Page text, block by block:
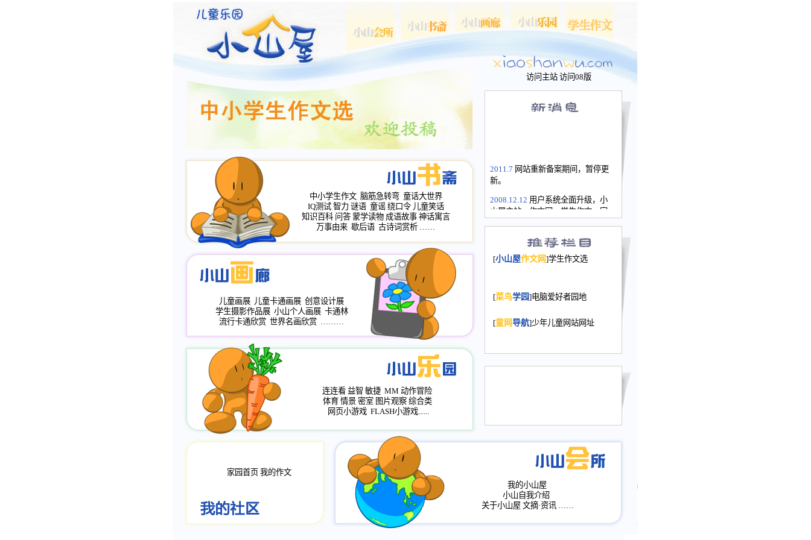
访问主站 访问08版
2011.7 网站重新备案期间，暂停更
新。
2008.12.12 用户系统全面升级，小
山屋主站、作文网、学生作文、家
长会、家园网－个人空间，用户一
2008.12.12
家园网正式运行，域
名：s.xiaoshanwu.com。
年，2009版提前启用，小山屋全面
小山画廊均增加多个新栏目。。
2008.6.1各栏目全面大改版
[小山屋作文网]学生作文选
[菜鸟学园]电脑爱好者园地
[童网导航]少年儿童网站网址
中小学生作文 脑筋急转弯 童话大世界
IQ测试 智力 谜语 童谣 绕口令 儿童笑话
知识百科 问答 蒙学读物 成语故事 神话寓言
万事由来 歇后语 古诗词赏析 ……
儿童画展 儿童卡通画展 创意设计展
学生摄影作品展 小山个人画展 卡通林
流行卡通欣赏 世界名画欣赏 ………
连连看 益智 敏捷 MM 动作冒险
体育 情景 密室 图片观察 综合类
网页小游戏 FLASH小游戏......
家园首页 我的作文
我的小山屋
小山自我介绍
关于小山屋 文摘·资讯 ……